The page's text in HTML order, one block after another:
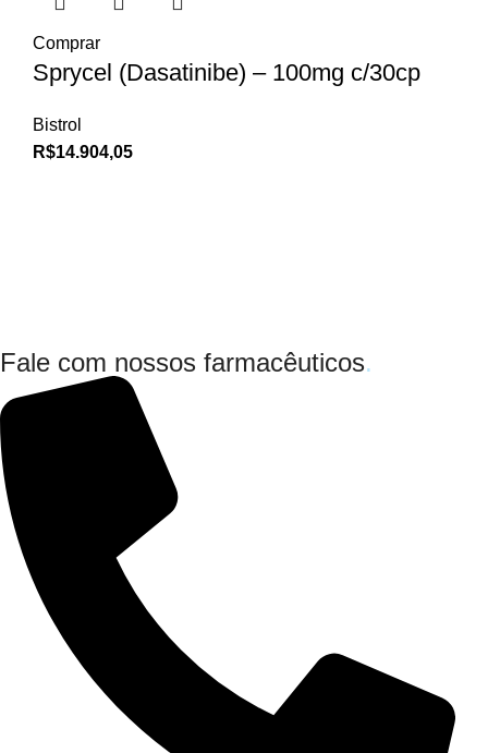
Comprar
Sprycel (Dasatinibe) – 100mg c/30cp
Bistrol
R$14.904,05
Fale com nossos farmacêuticos.